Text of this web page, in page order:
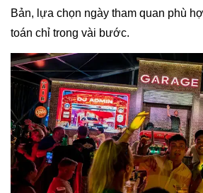
Bản, lựa chọn ngày tham quan phù
toán chỉ trong vài bước.